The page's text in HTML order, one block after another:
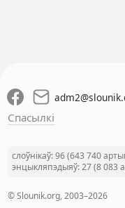
adm2@
Спасылкі
слоўнікаў: 96 (643 740
энцыкляпэдыяў: 27 (8 083
© Slounik.org, 2003–2026